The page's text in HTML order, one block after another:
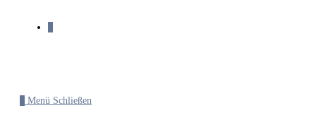
Menü Schließen